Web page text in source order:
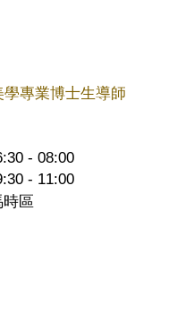
專業博士生導師
- 08:00
- 11:00
區